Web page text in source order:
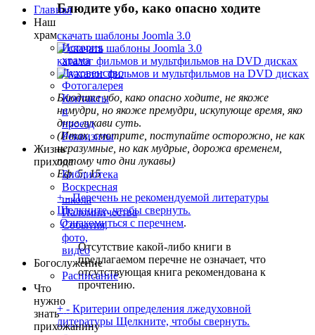
Блюдите убо, како опасно ходите
скачать шаблоны Joomla 3.0
каталог фильмов и мультфильмов на DVD дисках
Блюдите убо, како опасно ходите, не якоже
немудри, но якоже премудри, искупующе время, яко
дние лукави суть.
(Итак, смотрите, поступайте осторожно, не как
неразумные, но как мудрые, дорожа временем,
потому что дни лукавы)
Еф. 5; 15
+ - Перечень не рекомендуемой литературы
Щелкните, чтобы свернуть.
Ознакомиться с перечнем.
Отсутствие какой-либо книги в
предлагаемом перечне не означает, что
отсутствующая книга рекомендована к
прочтению.
+ - Критерии определения лжедуховной
литературы Щелкните, чтобы свернуть.
Главная
Наш
храм
История
храма
Духовенство
Фотогалерея
Контакты
и
проезд
Реквизиты
Жизнь
прихода
Библиотека
Воскресная
школа
Паломничества
События,
фото,
видео
Богослужение
Расписание
Что
нужно
знать
прихожанину